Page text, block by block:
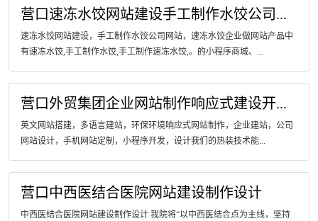
营口速冻水饺网站建设手工制作水饺公司...
速冻水饺网站建设，手工制作水饺公司网站，速冻水饺企业做网站产品中
有速冻水饺,手工制作水饺,手工制作速冻水饺,。的小程序商城、...
营口外贸集团企业网站制作响应式建设开...
英文网站搭建，多语言建站，环保环境响应式网站制作，企业建站，公司
网站设计，手机网站定制，小程序开发，设计我们的热装技术能...
营口中西医结合医院网站建设制作设计
中西医结合医院网站建设制作设计 我院将“以中西医结合点为主线，坚持